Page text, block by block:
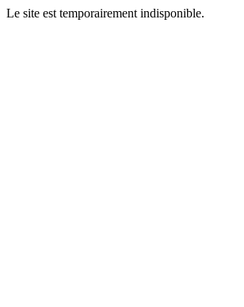
Le site est temporairement indisponible.